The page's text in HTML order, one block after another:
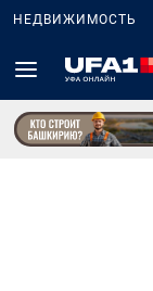
НЕДВИЖИМОСТЬ